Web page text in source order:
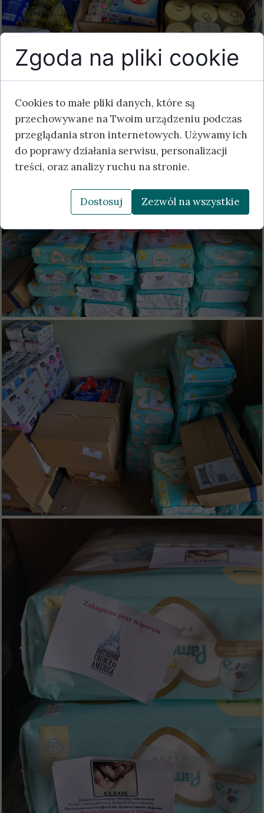
Zgoda na pliki cookie
Cookies to małe pliki danych, które są
przechowywane na Twoim urządzeniu podczas
przeglądania stron internetowych. Używamy ich
do poprawy działania serwisu, personalizacji
treści, oraz analizy ruchu na stronie.
Dostosuj Zezwól na wszystkie